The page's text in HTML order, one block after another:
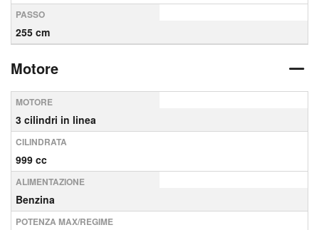
PASSO
255 cm
Motore
MOTORE
3 cilindri in linea
CILINDRATA
999 cc
ALIMENTAZIONE
Benzina
POTENZA MAX/REGIME